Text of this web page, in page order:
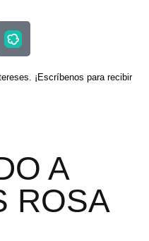
¡Escríbenos para recibir
A
ROSA